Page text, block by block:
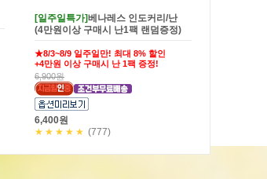
가시제거 국내산 순살고등어
25,900원
★★★★★(19)